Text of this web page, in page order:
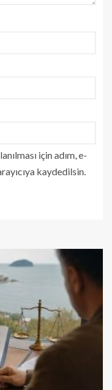
için adım, e-
kaydedilsin.